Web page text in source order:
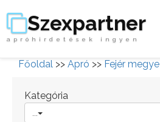
Szexpartner
apróhirdetések ingyen
Főoldal >> Apró >> Fejér megye
Kategória